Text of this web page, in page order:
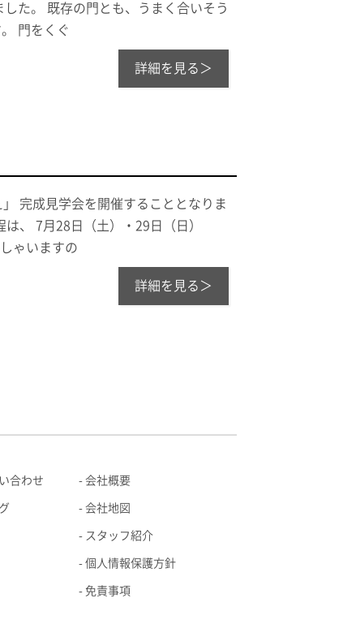
た。 既存の門とも、うまく合いそう
門をくぐ
詳細を見る＞
完成見学会を開催することとなりま
は、 7月28日（土）・29日（日）
ゃいますの
詳細を見る＞
合わせ 会社概要
会社地図
スタッフ紹介
個人情報保護方針
免責事項